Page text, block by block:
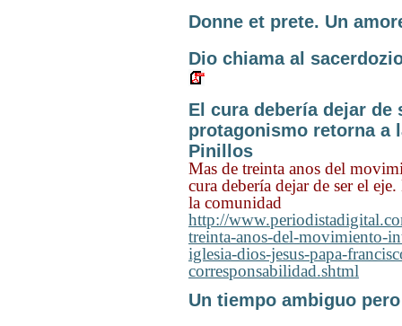
Donne et prete. Un
Dio chiama al
El cura debería dejar
protagonismo retorna a
Pinillos
Mas de treinta anos del
cura debería dejar de ser el
la comunidad
http://
treinta-anos-del-movimiento-
iglesia-dios-jesus-papa-
corresponsabilidad.shtml
Un tiempo ambiguo